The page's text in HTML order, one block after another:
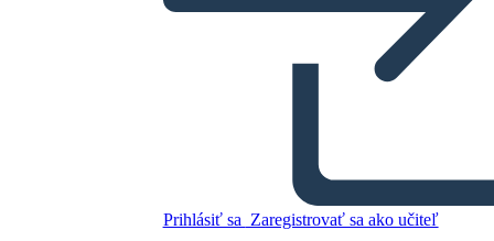
Prihlásiť sa Zaregistrovať sa ako učiteľ
la Vita Trama